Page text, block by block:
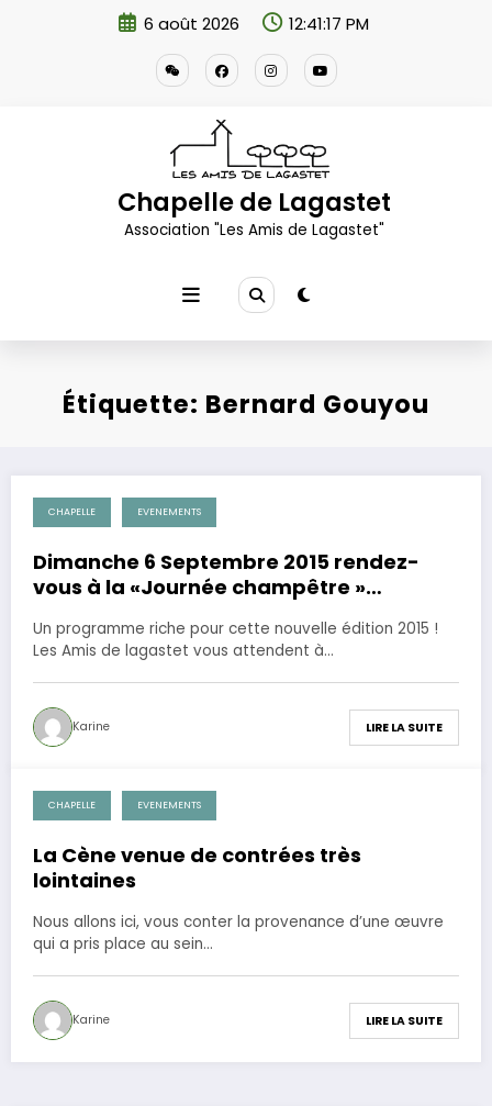
6 août 2026 12:41:17 PM
Chapelle de Lagastet
Association "Les Amis de Lagastet"
Étiquette: Bernard Gouyou
17 août 2015
CHAPELLE EVENEMENTS
Dimanche 6 Septembre 2015 rendez-
vous à la «Journée champêtre »
Lagastet
Un programme riche pour cette nouvelle édition 2015 !
Les Amis de lagastet vous attendent à…
Karine LIRE LA SUITE
17 août 2015
CHAPELLE EVENEMENTS
La Cène venue de contrées très
lointaines
Nous allons ici, vous conter la provenance d’une œuvre
qui a pris place au sein…
Karine LIRE LA SUITE